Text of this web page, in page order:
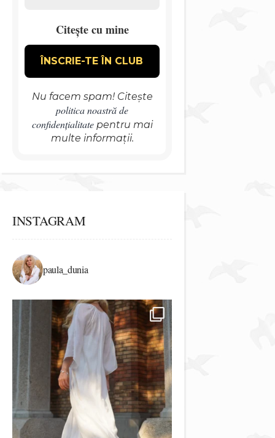
Citește cu mine
Nu facem spam! Citește
politica noastră de
confidențialitatepentru mai
multe informații.
INSTAGRAM
paula_dunia